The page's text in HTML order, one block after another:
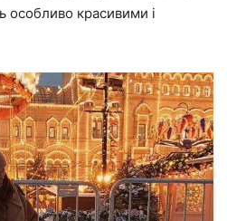
особливо красивими і